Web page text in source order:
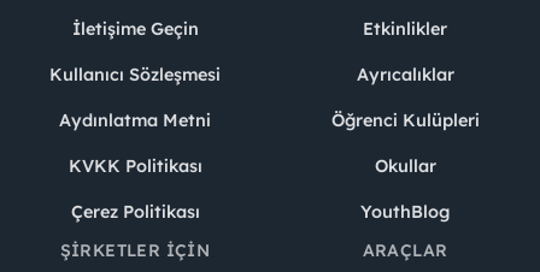
İletişime Geçin
Kullanıcı Sözleşmesi
Aydınlatma Metni
KVKK Politikası
Çerez Politikası
Etkinlikler
Ayrıcalıklar
Öğrenci Kulüpleri
Okullar
YouthBlog
ŞIRKETLER İÇIN
ARAÇLAR